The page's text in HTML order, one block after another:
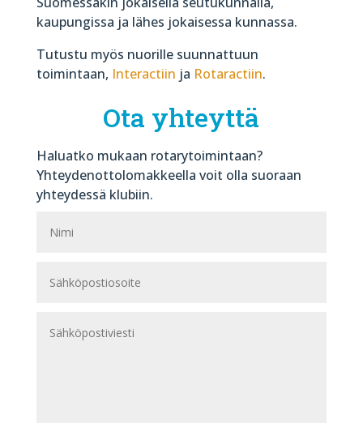
kaupungissa ja lähes jokaisessa kunnassa.
Tutustu myös nuorille suunnattuun
toimintaan, Interactiin ja Rotaractiin.
Ota yhteyttä
Haluatko mukaan rotarytoimintaan?
Yhteydenottolomakkeella voit olla suoraan
yhteydessä klubiin.